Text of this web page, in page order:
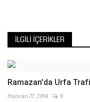
İLGILI İÇERIKLER
Ramazan'da Urfa
Haziran 27, 2014 0